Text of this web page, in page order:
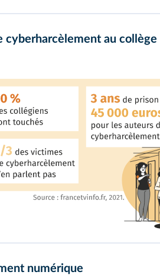
cyberharcèlement au
numérique